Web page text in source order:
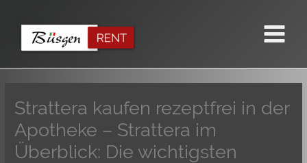
Inhalt
springen
Strattera kaufen rezeptfrei in der
Apotheke – Strattera im
Überblick: Die wichtigsten